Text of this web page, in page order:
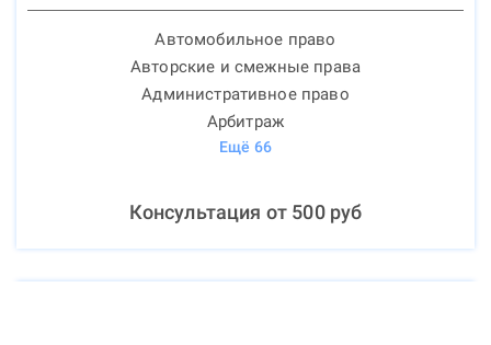
Автомобильное право
Авторские и смежные права
Административное право
Арбитраж
Ещё 66
Консультация от 500руб